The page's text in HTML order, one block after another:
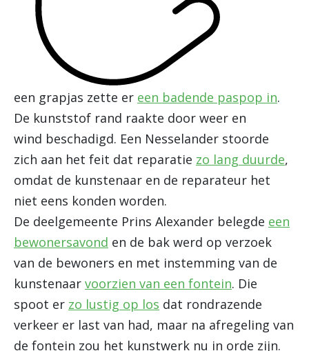
een grapjas zette er een badende paspop in.
De kunststof rand raakte door weer en
wind beschadigd. Een Nesselander stoorde
zich aan het feit dat reparatie zo lang duurde,
omdat de kunstenaar en de reparateur het
niet eens konden worden.
De deelgemeente Prins Alexander belegde een
bewonersavond en de bak werd op verzoek
van de bewoners en met instemming van de
kunstenaar voorzien van een fontein. Die
spoot er zo lustig op los dat rondrazende
verkeer er last van had, maar na afregeling van
de fontein zou het kunstwerk nu in orde zijn.